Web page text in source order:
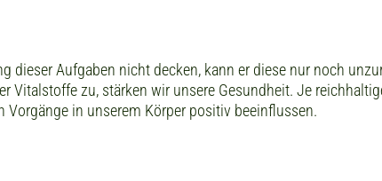
dieser Aufgaben nicht decken, kann er diese nur noch
Vitalstoffe zu, stärken wir unsere Gesundheit. Je
in unserem Körper positiv beeinflussen.